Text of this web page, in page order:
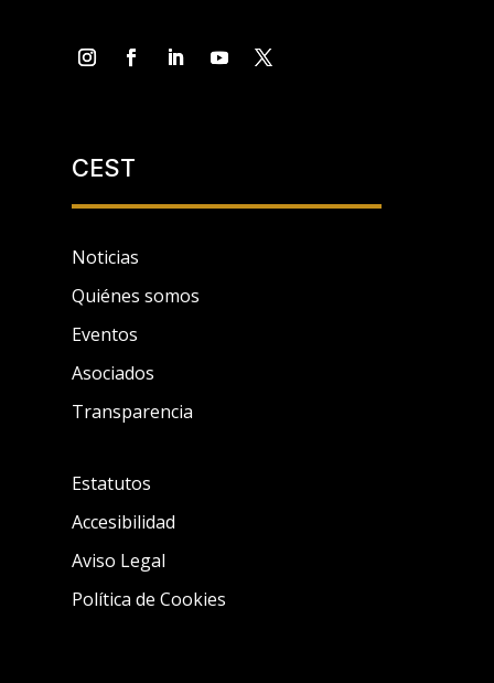
CEST
Noticias
Quiénes somos
Eventos
Asociados
Transparencia
Estatutos
Accesibilidad
Aviso Legal
Política de Cookies